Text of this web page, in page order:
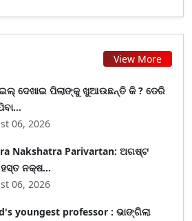
View More
ଦେଖାଇ ପିଲାଙ୍କୁ ଖୁଆଉଛନ୍ତି କି ? ଡେରି
06, 2026
Nakshatra Parivartan: ଅଗଷ୍ଟ
ହସ୍ତ ନକ୍ଷ...
06, 2026
youngest professor : ଭାଙ୍ଗିଲା